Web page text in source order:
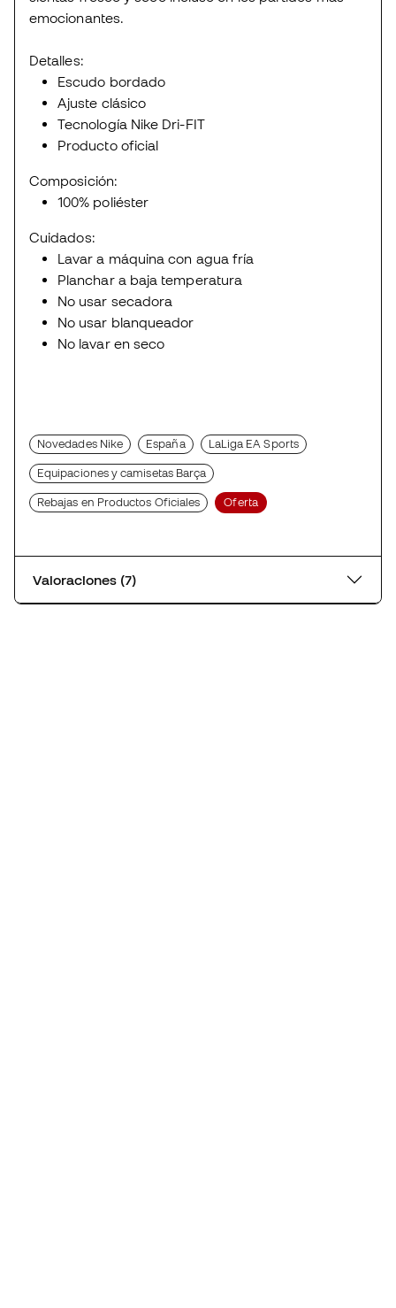
emocionantes.
Detalles:
Escudo bordado
Ajuste clásico
Tecnología Nike Dri-FIT
Producto oficial
Composición:
100% poliéster
Cuidados:
Lavar a máquina con agua fría
Planchar a baja temperatura
No usar secadora
No usar blanqueador
No lavar en seco
Novedades Nike España LaLiga EA Sports
Equipaciones y camisetas Barça
Rebajas en Productos Oficiales Oferta
Valoraciones (7)